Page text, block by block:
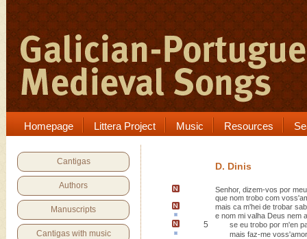
Homepage Littera Project Music Resources
Cantigas
Authors
Manuscripts
Cantigas with music
D. Dinis
Senhor, dizem-vos por
que nom trobo com
mais ca m'hei de trobar
e nom mi valha Deus nem
5
se eu trobo por m'en
mais faz-me